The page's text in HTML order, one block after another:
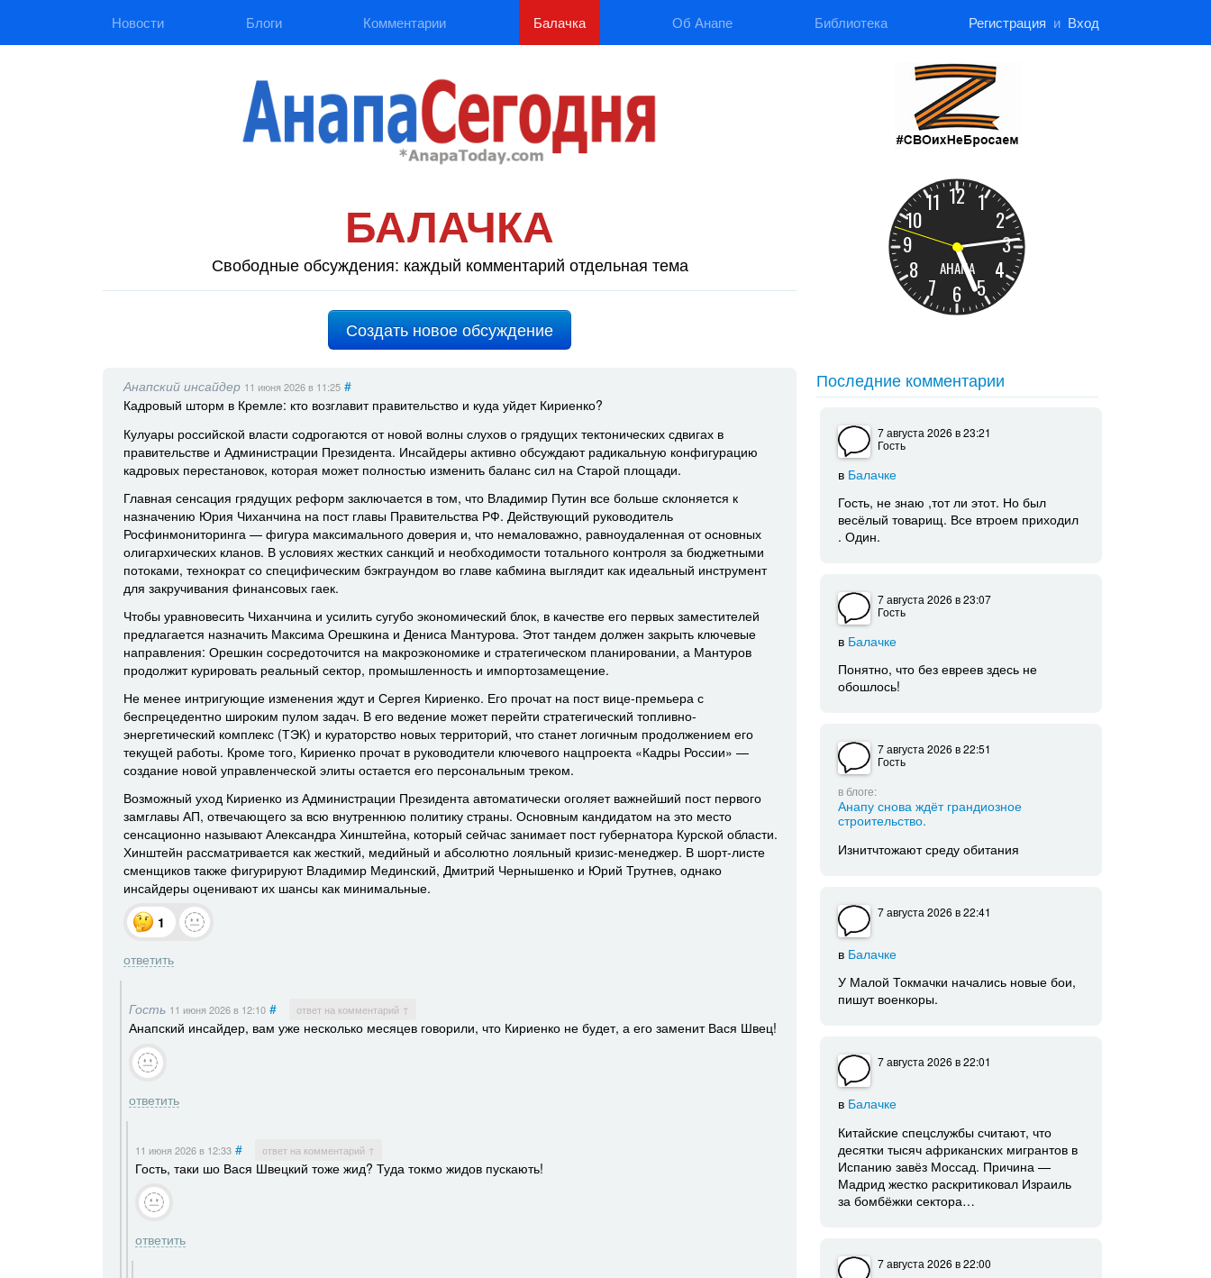
Новости Блоги Комментарии Балачка Об Анапе Библиотека Регистрация и Вход
БАЛАЧКА
Свободные обсуждения: каждый комментарий отдельная тема
Создать новое обсуждение
Анапский инсайдер 11 июня 2026 в 11:25 #
Кадровый шторм в Кремле: кто возглавит правительство и куда уйдет Кириенко?
Кулуары российской власти содрогаются от новой волны слухов о грядущих тектонических сдвигах в
правительстве и Администрации Президента. Инсайдеры активно обсуждают радикальную конфигурацию
кадровых перестановок, которая может полностью изменить баланс сил на Старой площади.
Главная сенсация грядущих реформ заключается в том, что Владимир Путин все больше склоняется к
назначению Юрия Чиханчина на пост главы Правительства РФ. Действующий руководитель
Росфинмониторинга — фигура максимального доверия и, что немаловажно, равноудаленная от основных
олигархических кланов. В условиях жестких санкций и необходимости тотального контроля за бюджетными
потоками, технократ со специфическим бэкграундом во главе кабмина выглядит как идеальный инструмент
для закручивания финансовых гаек.
Чтобы уравновесить Чиханчина и усилить сугубо экономический блок, в качестве его первых заместителей
предлагается назначить Максима Орешкина и Дениса Мантурова. Этот тандем должен закрыть ключевые
направления: Орешкин сосредоточится на макроэкономике и стратегическом планировании, а Мантуров
продолжит курировать реальный сектор, промышленность и импортозамещение.
Не менее интригующие изменения ждут и Сергея Кириенко. Его прочат на пост вице-премьера с
беспрецедентно широким пулом задач. В его ведение может перейти стратегический топливно-
энергетический комплекс (ТЭК) и кураторство новых территорий, что станет логичным продолжением его
текущей работы. Кроме того, Кириенко прочат в руководители ключевого нацпроекта «Кадры России» —
создание новой управленческой элиты остается его персональным треком.
Возможный уход Кириенко из Администрации Президента автоматически оголяет важнейший пост первого
замглавы АП, отвечающего за всю внутреннюю политику страны. Основным кандидатом на это место
сенсационно называют Александра Хинштейна, который сейчас занимает пост губернатора Курской области.
Хинштейн рассматривается как жесткий, медийный и абсолютно лояльный кризис-менеджер. В шорт-листе
сменщиков также фигурируют Владимир Мединский, Дмитрий Чернышенко и Юрий Трутнев, однако
инсайдеры оценивают их шансы как минимальные.
1
ответить
Гость 11 июня 2026 в 12:10 # ответ на комментарий ↑
Анапский инсайдер, вам уже несколько месяцев говорили, что Кириенко не будет, а его заменит Вася Швец!
ответить
11 июня 2026 в 12:33 # ответ на комментарий ↑
Гость, таки шо Вася Швецкий тоже жид? Туда токмо жидов пускають!
ответить
Последние комментарии
7 августа 2026в 23:21
Гость
в Балачке
Гость, не знаю ,тот ли этот. Но был
весёлый товарищ. Все втроем приходил
. Один.
7 августа 2026в 23:07
Гость
в Балачке
Понятно, что без евреев здесь не
обошлось!
7 августа 2026в 22:51
Гость
в блоге:
Анапу снова ждёт грандиозное
строительство.
Изнитчтожают среду обитания
7 августа 2026в 22:41
в Балачке
У Малой Токмачки начались новые бои,
пишут военкоры.
7 августа 2026в 22:01
в Балачке
Китайские спецслужбы считают, что
десятки тысяч африканских мигрантов в
Испанию завёз Моссад. Причина —
Мадрид жестко раскритиковал Израиль
за бомбёжки сектора…
7 августа 2026в 22:00